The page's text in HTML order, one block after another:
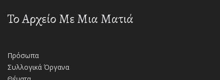
Το Αρχείο Με Μια Ματιά
Πρόσωπα
Συλλογικά Όργανα